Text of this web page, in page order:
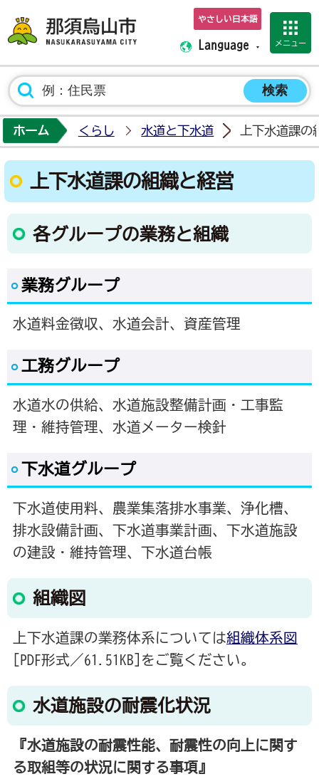
那須烏山市ホーム
やさしい日本語
Language メニュー
ホーム くらし 水道と下水道 上下水道課の
上下水道課の組織と経営
各グループの業務と組織
業務グループ
水道料金徴収、水道会計、資産管理
工務グループ
水道水の供給、水道施設整備計画・工事監
理・維持管理、水道メーター検針
下水道グループ
下水道使用料、農業集落排水事業、浄化槽、
排水設備計画、下水道事業計画、下水道施設
の建設・維持管理、下水道台帳
組織図
上下水道課の業務体系については組織体系図
[PDF形式／61.51KB]をご覧ください。
水道施設の耐震化状況
『水道施設の耐震性能、耐震性の向上に関す
る取組等の状況に関する事項』